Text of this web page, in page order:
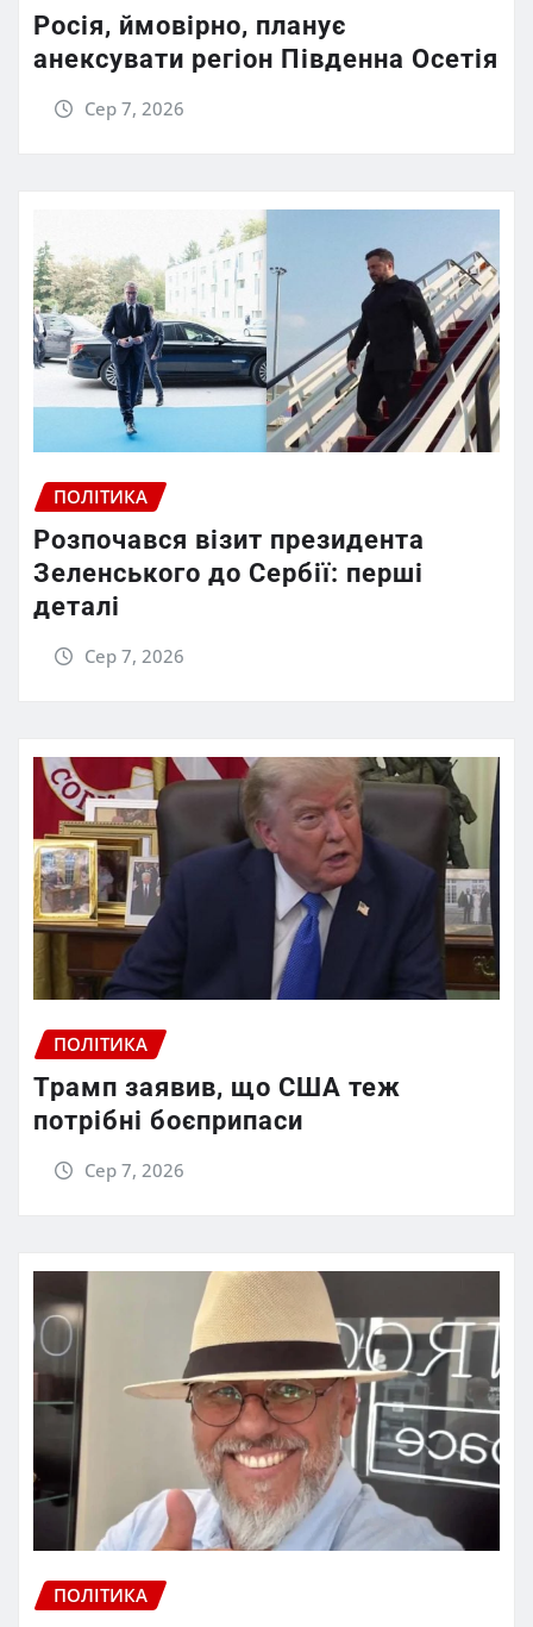
Росія, ймовірно, планує
анексувати регіон Південна Осетія
Сер 7, 2026
ПОЛІТИКА
Розпочався візит президента
Зеленського до Сербії: перші
деталі
Сер 7, 2026
ПОЛІТИКА
Трамп заявив, що США теж
потрібні боєприпаси
Сер 7, 2026
ПОЛІТИКА